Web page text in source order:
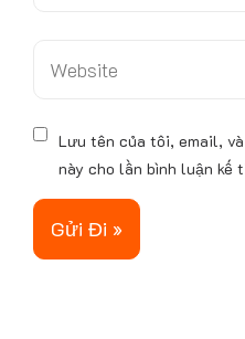
s
e
Lưu tên của tôi, email,
này cho lần bình luận kế